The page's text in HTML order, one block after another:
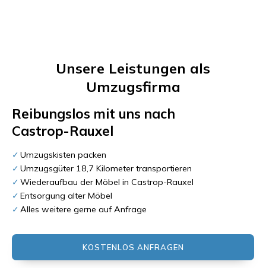
Unsere Leistungen als
Umzugsfirma
Reibungslos mit uns nach
Castrop-Rauxel
Umzugskisten packen
Umzugsgüter 18,7 Kilometer transportieren
Wiederaufbau der Möbel in Castrop-Rauxel
Entsorgung alter Möbel
Alles weitere gerne auf Anfrage
KOSTENLOS ANFRAGEN